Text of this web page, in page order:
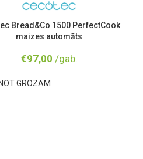
Bread&Co 1500 PerfectCook
maizes automāts
€97,00 /gab.
GROZAM